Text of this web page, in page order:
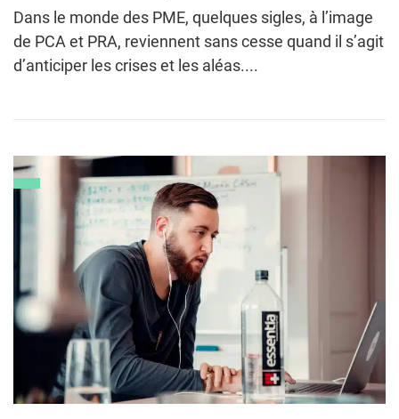
Dans le monde des PME, quelques sigles, à l’image
de PCA et PRA, reviennent sans cesse quand il s’agit
d’anticiper les crises et les aléas....